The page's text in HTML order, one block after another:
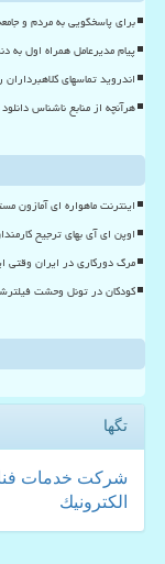
برای پاسخگویی به مردم و
پیام مدیرعامل همراه اول به
اندروید تماسهای
هرآنچه از منابع ناشناس
اینترنت ماهواره ای آمازون
اوپن ای آی بهای ترجیح
مرگ دورکاری در ایران وقتی
کودکان در تونل وحشت
تگها
شركت خدمات
الكترونیك